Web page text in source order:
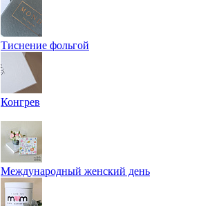
Тиснение фольгой
Конгрев
Международный женский день